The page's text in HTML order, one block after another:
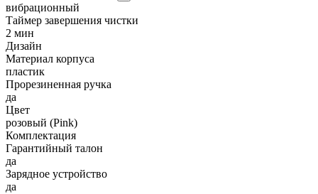
вибрационный
Таймер завершения чистки
2 мин
Дизайн
Материал корпуса
пластик
Прорезиненная ручка
да
Цвет
розовый (Pink)
Комплектация
Гарантийный талон
да
Зарядное устройство
да